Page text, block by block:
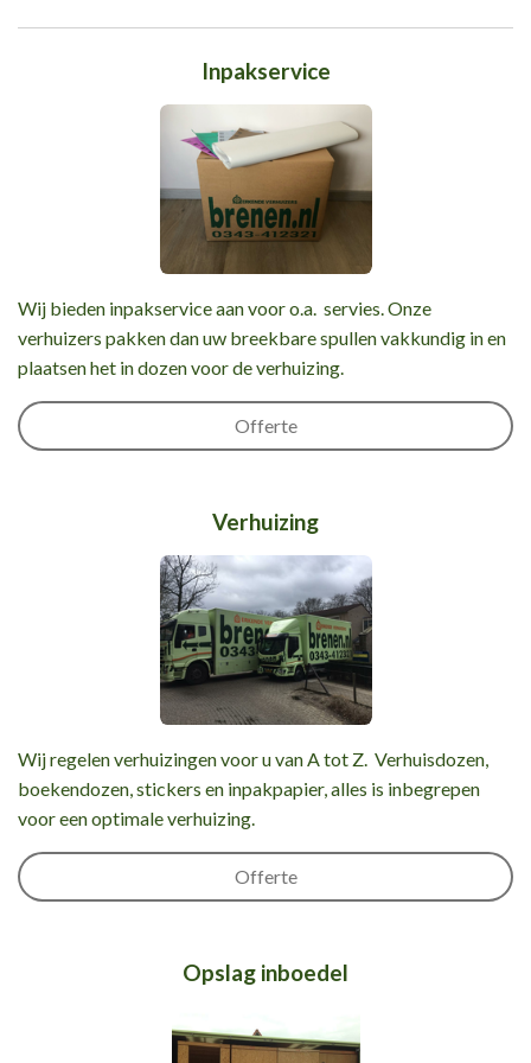
Inpakservice
Wij bieden inpakservice aan voor o.a. servies. Onze
verhuizers pakken dan uw breekbare spullen vakkundig in en
plaatsen het in dozen voor de verhuizing.
Offerte
Verhuizing
Wij regelen verhuizingen voor u van A tot Z. Verhuisdozen,
boekendozen, stickers en inpakpapier, alles is inbegrepen
voor een optimale verhuizing.
Offerte
Opslag inboedel